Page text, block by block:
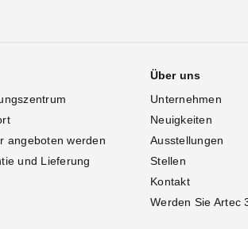
angeboten werden
und Lieferung
Über uns
Unternehmen
Neuigkeiten
Ausstellungen
Stellen
Kontakt
Werden Sie Artec